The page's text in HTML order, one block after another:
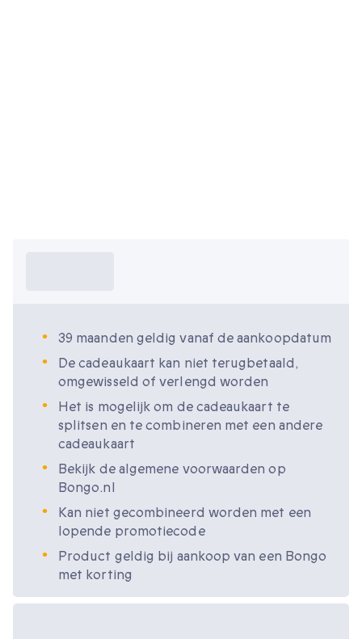
39 maanden geldig vanaf de aankoopdatum
De cadeaukaart kan niet terugbetaald,
omgewisseld of verlengd worden
Het is mogelijk om de cadeaukaart te
splitsen en te combineren met een andere
cadeaukaart
Bekijk de algemene voorwaarden op
Bongo.nl
Kan niet gecombineerd worden met een
lopende promotiecode
Product geldig bij aankoop van een Bongo
met korting